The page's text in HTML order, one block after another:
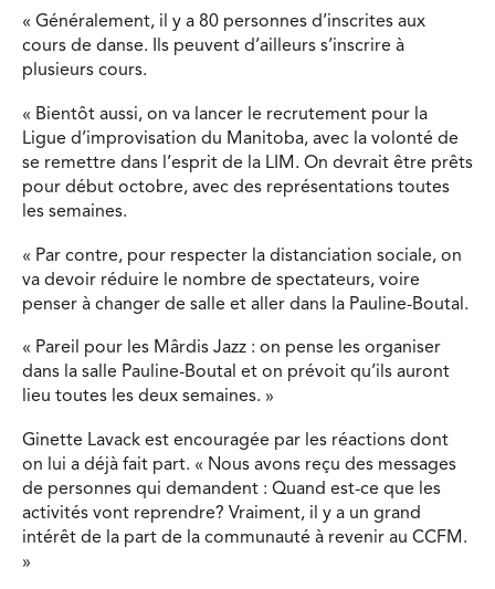
« Généralement, il y a 80 personnes d’inscrites aux
cours de danse. Ils peuvent d’ailleurs s’inscrire à
plusieurs cours.
« Bientôt aussi, on va lancer le recrutement pour la
Ligue d’improvisation du Manitoba, avec la volonté de
se remettre dans l’esprit de la LIM. On devrait être prêts
pour début octobre, avec des représentations toutes
les semaines.
« Par contre, pour respecter la distanciation sociale, on
va devoir réduire le nombre de spectateurs, voire
penser à changer de salle et aller dans la Pauline-Boutal.
« Pareil pour les Mârdis Jazz : on pense les organiser
dans la salle Pauline-Boutal et on prévoit qu’ils auront
lieu toutes les deux semaines. »
Ginette Lavack est encouragée par les réactions dont
on lui a déjà fait part. « Nous avons reçu des messages
de personnes qui demandent : Quand est-ce que les
activités vont reprendre? Vraiment, il y a un grand
intérêt de la part de la communauté à revenir au CCFM.
»